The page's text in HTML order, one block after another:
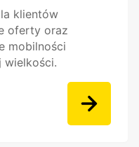
klientów
oferty oraz
mobilności
wielkości.